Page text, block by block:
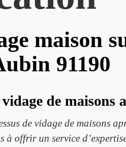
maison
91190
de maisons
de vidage de maisons
offrir un service